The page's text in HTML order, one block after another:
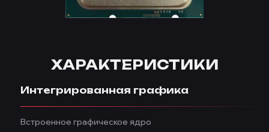
ХАРАКТЕРИСТИКИ
Интегрированная графика
Встроенное графическое ядро